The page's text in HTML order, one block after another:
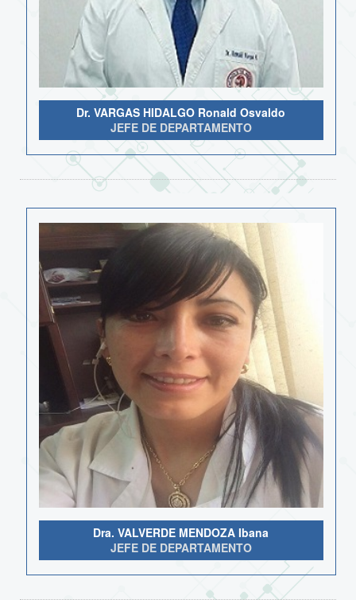
Dr. VARGAS HIDALGO Ronald Osvaldo
JEFE DE DEPARTAMENTO
Dra. VALVERDE MENDOZA Ibana
JEFE DE DEPARTAMENTO